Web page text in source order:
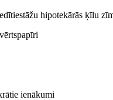
hipotekārās ķīlu
ienākumi